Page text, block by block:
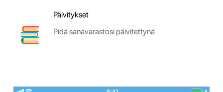
Päivitykset
Pidä sanavarastosi päivitettynä